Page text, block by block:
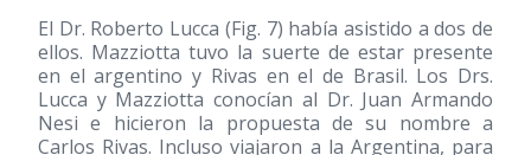
El Dr. Roberto Lucca (Fig. 7) había asistido a dos de
ellos. Mazziotta tuvo la suerte de estar presente
en el argentino y Rivas en el de Brasil. Los Drs.
Lucca y Mazziotta conocían al Dr. Juan Armando
Nesi e hicieron la propuesta de su nombre a
Carlos Rivas. Incluso viajaron a la Argentina, para